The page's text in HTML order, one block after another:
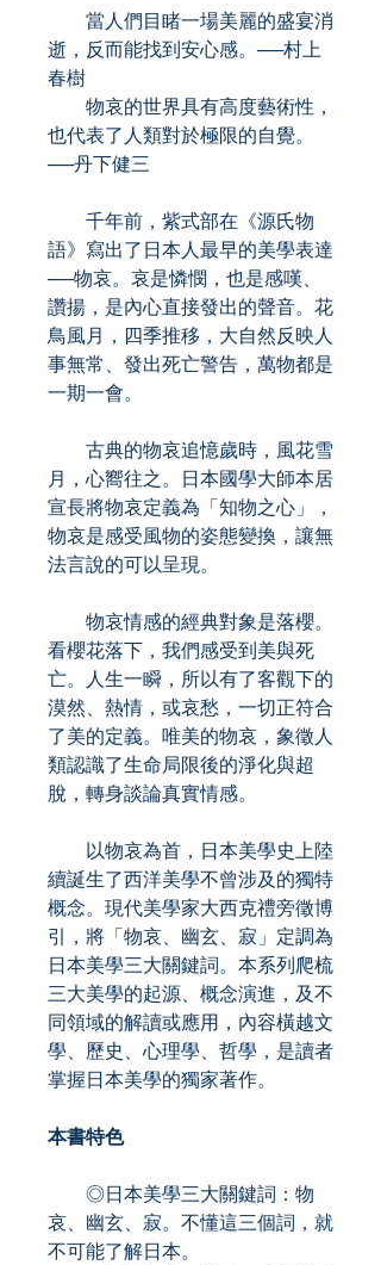
當人們目睹一場美麗的盛宴消
逝，反而能找到安心感。──村上
春樹
物哀的世界具有高度藝術性，
也代表了人類對於極限的自覺。
──丹下健三
千年前，紫式部在《源氏物
語》寫出了日本人最早的美學表達
──物哀。哀是憐憫，也是感嘆、
讚揚，是內心直接發出的聲音。花
鳥風月，四季推移，大自然反映人
事無常、發出死亡警告，萬物都是
一期一會。
古典的物哀追憶歲時，風花雪
月，心嚮往之。日本國學大師本居
宣長將物哀定義為「知物之心」，
物哀是感受風物的姿態變換，讓無
法言說的可以呈現。
物哀情感的經典對象是落櫻。
看櫻花落下，我們感受到美與死
亡。人生一瞬，所以有了客觀下的
漠然、熱情，或哀愁，一切正符合
了美的定義。唯美的物哀，象徵人
類認識了生命局限後的淨化與超
脫，轉身談論真實情感。
以物哀為首，日本美學史上陸
續誕生了西洋美學不曾涉及的獨特
概念。現代美學家大西克禮旁徵博
引，將「物哀、幽玄、寂」定調為
日本美學三大關鍵詞。本系列爬梳
三大美學的起源、概念演進，及不
同領域的解讀或應用，內容橫越文
學、歷史、心理學、哲學，是讀者
掌握日本美學的獨家著作。
本書特色
◎日本美學三大關鍵詞：物
哀、幽玄、寂。不懂這三個詞，就
不可能了解日本。